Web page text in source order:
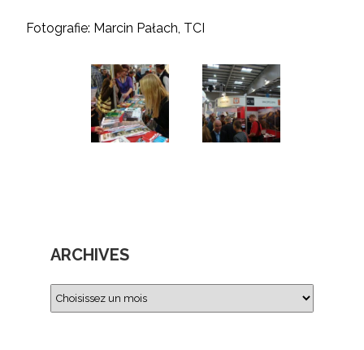
Fotografie: Marcin Pałach, TCI
ARCHIVES